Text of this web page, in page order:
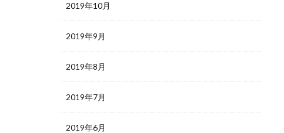
2019年10月
2019年9月
2019年8月
2019年7月
2019年6月